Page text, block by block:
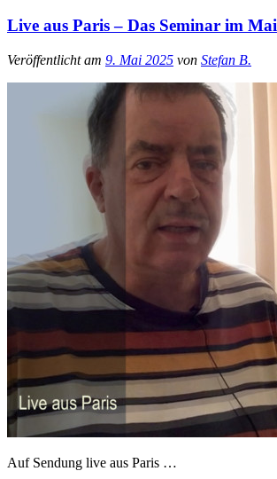
Live aus Paris – Das Seminar im Mai
Veröffentlicht am 9. Mai 2025 von Stefan B.
Auf Sendung live aus Paris …